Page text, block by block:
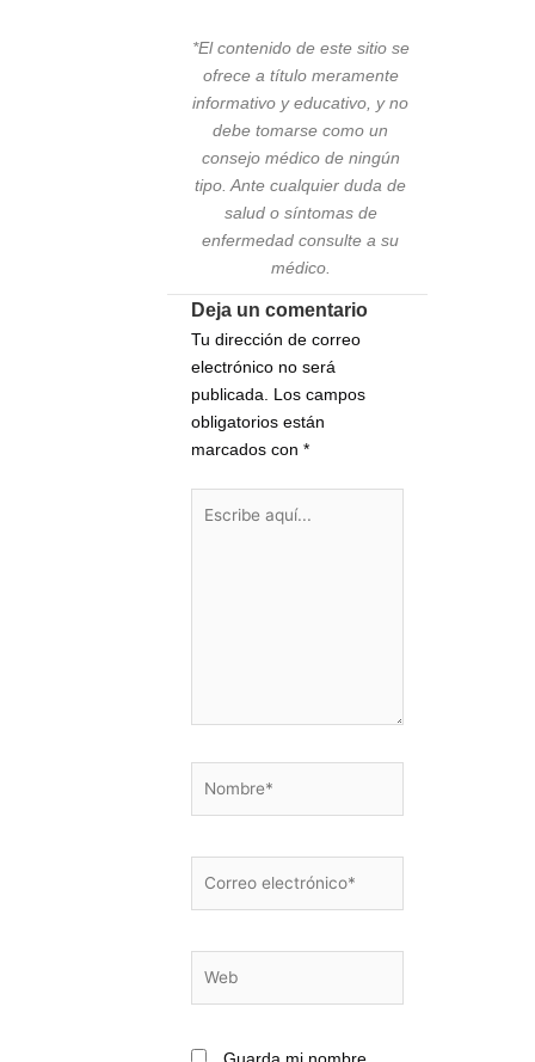
*El contenido de este sitio se
ofrece a título meramente
informativo y educativo, y no
debe tomarse como un
consejo médico de ningún
tipo. Ante cualquier duda de
salud o síntomas de
enfermedad consulte a su
médico.
Deja un comentario
Tu dirección de correo
electrónico no será
publicada.
Los campos
obligatorios están
marcados con *
aquí...